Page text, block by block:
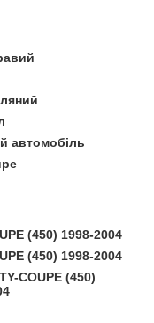
автомобіль
(450) 1998-2004
(450) 1998-2004
COUPE (450)